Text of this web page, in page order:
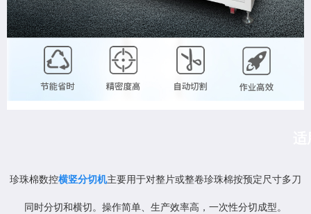
珍珠棉数控横竖分切机主要用于对整片或整卷珍珠棉按预定尺寸多刀
同时分切和横切。操作简单、生产效率高，一次性分切成型。